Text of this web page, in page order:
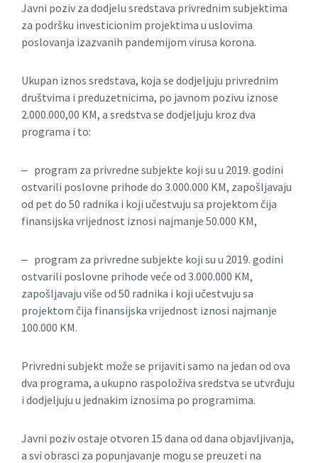
Javni poziv za dodjelu sredstava privrednim subjektima
za podršku investicionim projektima u uslovima
poslovanja izazvanih pandemijom virusa korona.
Ukupan iznos sredstava, koja se dodjeljuju privrednim
društvima i preduzetnicima, po javnom pozivu iznose
2.000.000,00 KM, a sredstva se dodjeljuju kroz dva
programa i to:
‒ program za privredne subjekte koji su u 2019. godini
ostvarili poslovne prihode do 3.000.000 KM, zapošljavaju
od pet do 50 radnika i koji učestvuju sa projektom čija
finansijska vrijednost iznosi najmanje 50.000 KM,
‒ program za privredne subjekte koji su u 2019. godini
ostvarili poslovne prihode veće od 3.000.000 KM,
zapošljavaju više od 50 radnika i koji učestvuju sa
projektom čija finansijska vrijednost iznosi najmanje
100.000 KM.
Privredni subjekt može se prijaviti samo na jedan od ova
dva programa, a ukupno raspoloživa sredstva se utvrđuju
i dodjeljuju u jednakim iznosima po programima.
Javni poziv ostaje otvoren 15 dana od dana objavljivanja,
a svi obrasci za popunjavanje mogu se preuzeti na